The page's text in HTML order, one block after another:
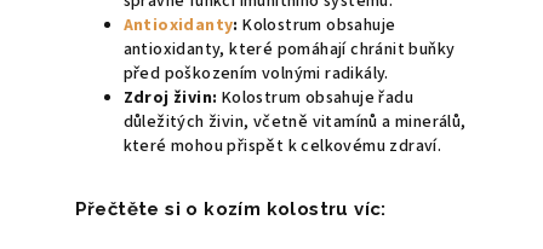
Antioxidanty: Kolostrum obsahuje
antioxidanty, které pomáhají chránit buňky
před poškozením volnými radikály.
Zdroj živin: Kolostrum obsahuje řadu
důležitých živin, včetně vitamínů a minerálů,
které mohou přispět k celkovému zdraví.
Přečtěte si o kozím kolostru víc: